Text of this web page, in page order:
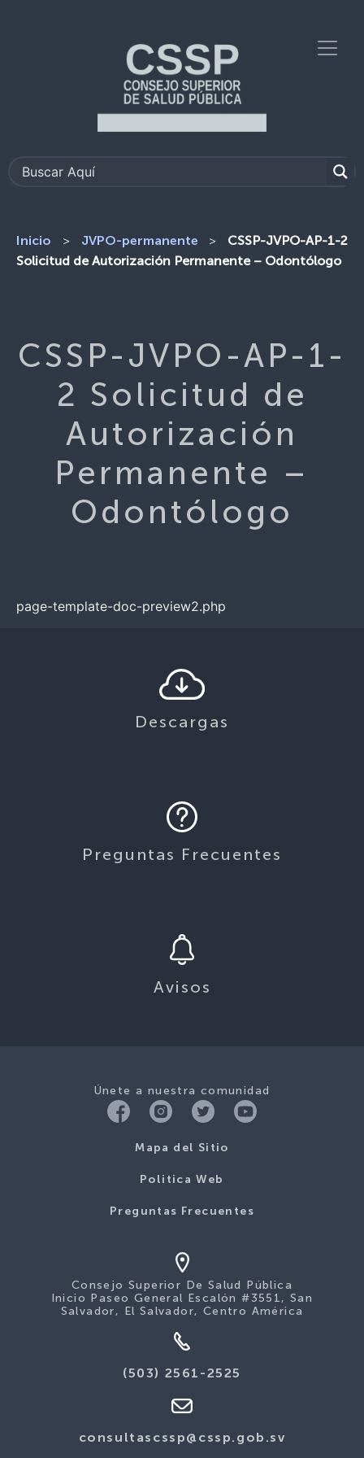
Inicio > JVPO-permanente > CSSP-JVPO-AP-1-2
Solicitud de Autorización Permanente – Odontólogo
CSSP-JVPO-AP-1-
2 Solicitud de
Autorización
Permanente –
Odontólogo
page-template-doc-preview2.php
Descargas
Preguntas Frecuentes
Avisos
Únete a nuestra comunidad
Mapa del Sitio
Politica Web
Preguntas Frecuentes
Consejo Superior De Salud Pública
Inicio Paseo General Escalón #3551, San
Salvador, El Salvador, Centro América
(503) 2561-2525
consultascssp@cssp.gob.sv